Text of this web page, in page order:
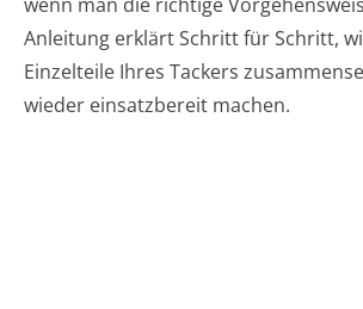
Anleitung erklärt Schritt für Schritt,
Einzelteile Ihres Tackers
wieder einsatzbereit machen.